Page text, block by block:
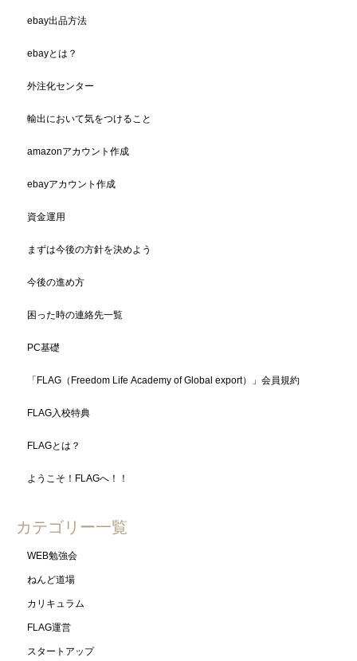
ebay出品方法
ebayとは？
外注化センター
輸出において気をつけること
amazonアカウント作成
ebayアカウント作成
資金運用
まずは今後の方針を決めよう
今後の進め方
困った時の連絡先一覧
PC基礎
「FLAG（Freedom Life Academy of Global export）」会員規約
FLAG入校特典
FLAGとは？
ようこそ！FLAGへ！！
カテゴリー一覧
WEB勉強会
ねんど道場
カリキュラム
FLAG運営
スタートアップ